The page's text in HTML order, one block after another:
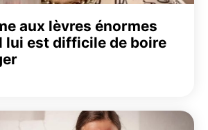
aux lèvres énormes
lui est difficile de boire